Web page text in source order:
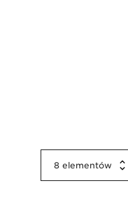
8 elementów